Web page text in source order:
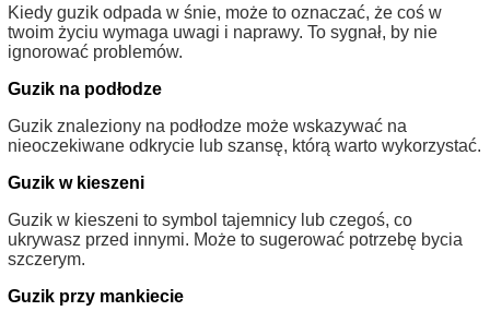
Kiedy guzik odpada w śnie, może to oznaczać, że coś w
twoim życiu wymaga uwagi i naprawy. To sygnał, by nie
ignorować problemów.
Guzik na podłodze
Guzik znaleziony na podłodze może wskazywać na
nieoczekiwane odkrycie lub szansę, którą warto wykorzystać.
Guzik w kieszeni
Guzik w kieszeni to symbol tajemnicy lub czegoś, co
ukrywasz przed innymi. Może to sugerować potrzebę bycia
szczerym.
Guzik przy mankiecie